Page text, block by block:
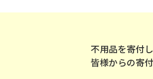
不用品を寄付
皆様からの寄